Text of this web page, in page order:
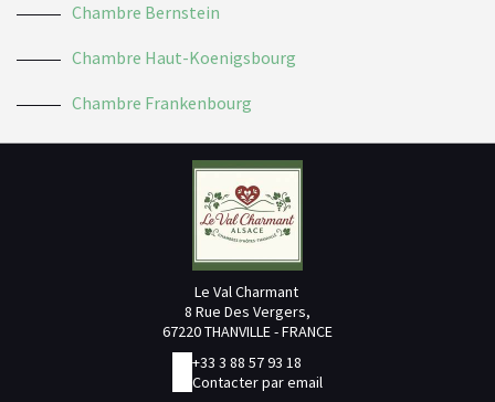
Chambre Bernstein
Chambre Haut-Koenigsbourg
Chambre Frankenbourg
Le Val Charmant
8 Rue Des Vergers,
67220 THANVILLE - FRANCE
+33 3 88 57 93 18
Contacter par email